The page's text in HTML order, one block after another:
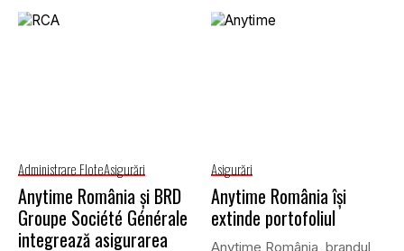
Administrare FloteAsigurări
Anytime România și BRD
Groupe Société Générale
integrează asigurarea
Asigurări
Anytime România își
extinde portofoliul
Anytime România, brandul